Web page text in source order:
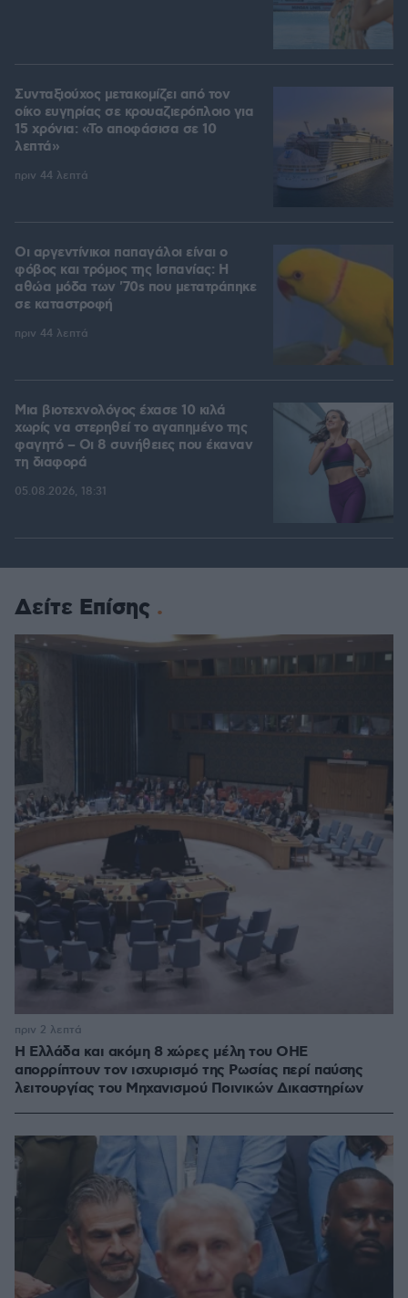
Συνταξιούχος μετακομίζει από τον
οίκο ευγηρίας σε κρουαζιερόπλοιο για
15 χρόνια: «Το αποφάσισα σε 10
λεπτά»
πριν 44 λεπτά
Οι αργεντίνικοι παπαγάλοι είναι ο
φόβος και τρόμος της Ισπανίας: Η
αθώα μόδα των '70s που μετατράπηκε
σε καταστροφή
πριν 44 λεπτά
Μια βιοτεχνολόγος έχασε 10 κιλά
χωρίς να στερηθεί το αγαπημένο της
φαγητό – Οι 8 συνήθειες που έκαναν
τη διαφορά
05.08.2026, 18:31
Δείτε Επίσης
Η Ελλάδα και ακόμη 8 χώρες μέλη του ΟΗΕ
απορρίπτουν τον ισχυρισμό της Ρωσίας περί παύσης
λειτουργίας του Μηχανισμού Ποινικών Δικαστηρίων
πριν 2 λεπτά